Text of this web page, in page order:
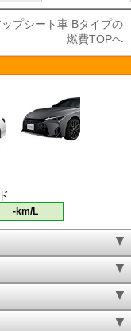
プシート車 Bタイプの
燃費TOPへ
-km/L